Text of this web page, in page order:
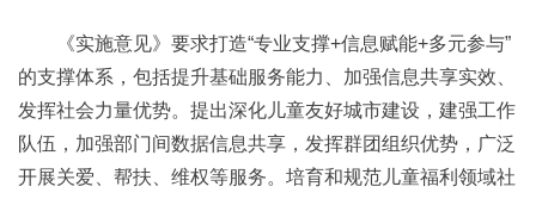
《实施意见》要求打造“专业支撑+信息赋能+多元参与”
的支撑体系，包括提升基础服务能力、加强信息共享实效、
发挥社会力量优势。提出深化儿童友好城市建设，建强工作
队伍，加强部门间数据信息共享，发挥群团组织优势，广泛
开展关爱、帮扶、维权等服务。培育和规范儿童福利领域社